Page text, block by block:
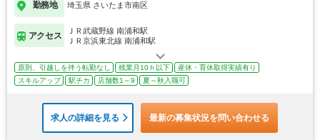
勤務地 埼玉県 さいたま市南区
アクセス
ＪＲ武蔵野線 南浦和駅
ＪＲ京浜東北線 南浦和駅
原則、引越しを伴う転勤なし 残業月10ｈ以下
産休・育休取得実績有り
スキルアップ
駅チカ 店舗数1～9 夏～秋入職可
求人の詳細を見る 最新の募集状況を問い合わせる